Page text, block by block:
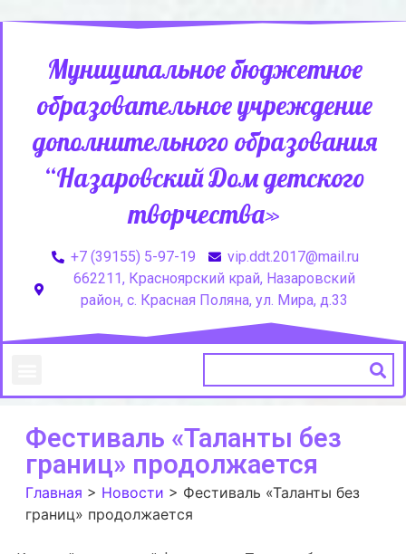
Муниципальное бюджетное
образовательное учреждение
дополнительного образования
“Назаровский Дом детского
творчества»
+7 (39155) 5-97-19
vip.ddt.2017@mail.ru
662211, Красноярский край, Назаровский
район, с. Красная Поляна, ул. Мира, д.33
Фестиваль «Таланты без
границ» продолжается
Главная > Новости > Фестиваль «Таланты без
границ» продолжается